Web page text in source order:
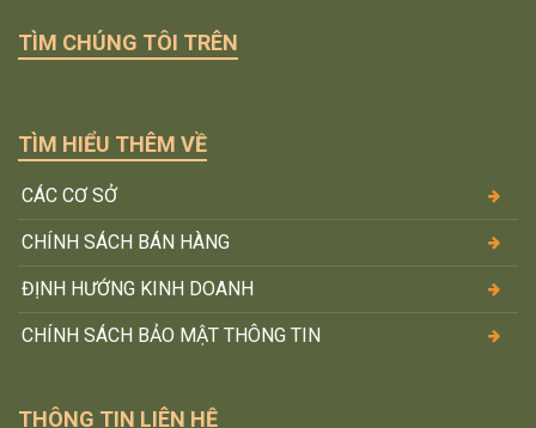
TÌM CHÚNG TÔI TRÊN
TÌM HIỂU THÊM VỀ
CÁC CƠ SỞ
CHÍNH SÁCH BÁN HÀNG
ĐỊNH HƯỚNG KINH DOANH
CHÍNH SÁCH BẢO MẬT THÔNG TIN
THÔNG TIN LIÊN HỆ